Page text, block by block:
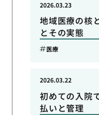
地域医療の核
とその実態
2026.03.23
医療
初めての入院
払いと管理
2026.03.22